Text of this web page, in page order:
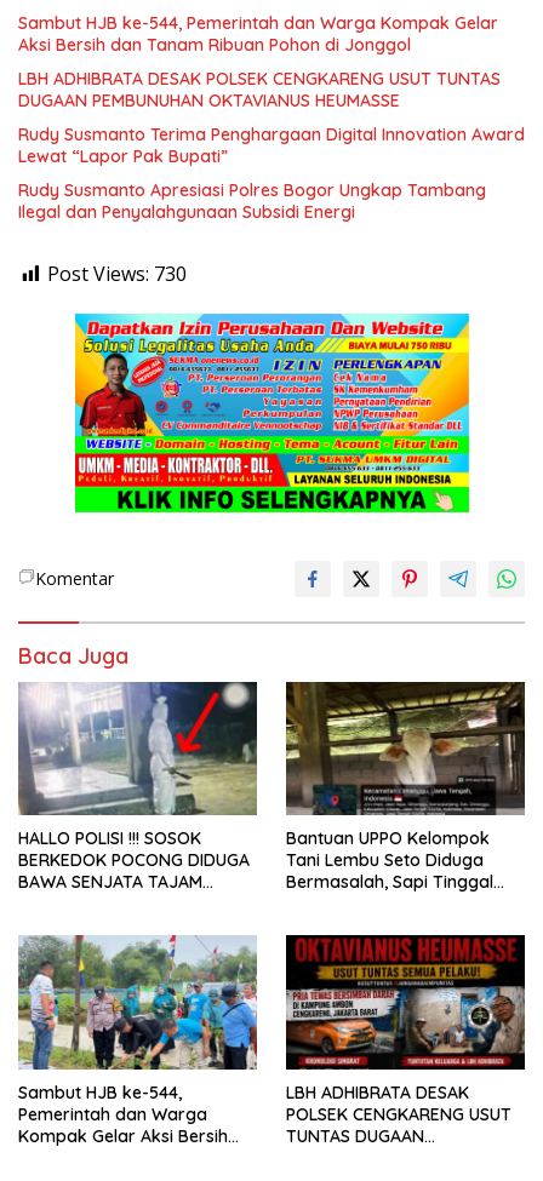
Sambut HJB ke-544, Pemerintah dan Warga Kompak Gelar
Aksi Bersih dan Tanam Ribuan Pohon di Jonggol
LBH ADHIBRATA DESAK POLSEK CENGKARENG USUT TUNTAS
DUGAAN PEMBUNUHAN OKTAVIANUS HEUMASSE
Rudy Susmanto Terima Penghargaan Digital Innovation Award
Lewat “Lapor Pak Bupati”
Rudy Susmanto Apresiasi Polres Bogor Ungkap Tambang
Ilegal dan Penyalahgunaan Subsidi Energi
Post Views: 730
Komentar
Baca Juga
HALLO POLISI !!! SOSOK
BERKEDOK POCONG DIDUGA
BAWA SENJATA TAJAM
LEBONG
Bantuan UPPO Kelompok
Tani Lembu Seto Diduga
Bermasalah, Sapi Tinggal
Sambut HJB ke-544,
Pemerintah dan Warga
Kompak Gelar Aksi Bersih
LBH ADHIBRATA DESAK
POLSEK CENGKARENG USUT
TUNTAS DUGAAN